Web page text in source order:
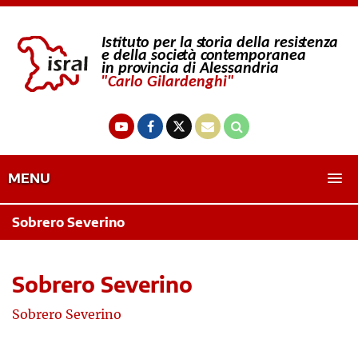
MENU
Sobrero Severino
Sobrero Severino
Sobrero Severino